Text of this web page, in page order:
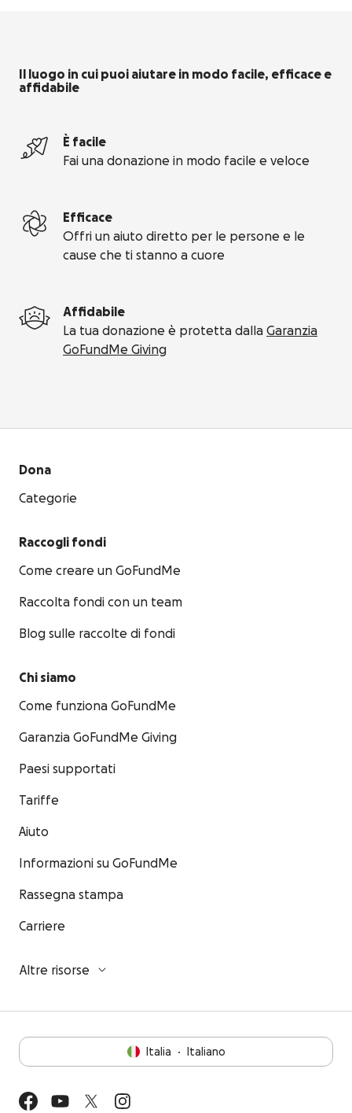
Il luogo in cui puoi aiutare in modo facile, efficace e
affidabile
È facile
Fai una donazione in modo facile e veloce
Efficace
Offri un aiuto diretto per le persone e le
cause che ti stanno a cuore
Affidabile
La tua donazione è protetta dalla Garanzia
GoFundMe Giving
Menu secondario
Dona
Categorie
Raccogli fondi
Come creare un GoFundMe
Raccolta fondi con un team
Blog sulle raccolte di fondi
Chi siamo
Come funziona GoFundMe
Garanzia GoFundMe Giving
Paesi supportati
Tariffe
Aiuto
Informazioni su GoFundMe
Rassegna stampa
Carriere
Altre risorse
Italia · Italiano